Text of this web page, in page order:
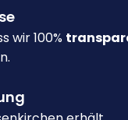
wir 100%